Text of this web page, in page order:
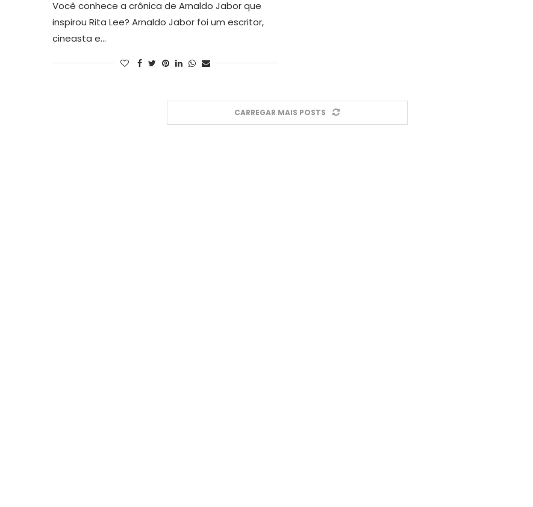
Você conhece a crônica de Arnaldo Jabor que
inspirou Rita Lee? Arnaldo Jabor foi um escritor,
cineasta e…
CARREGAR MAIS POSTS